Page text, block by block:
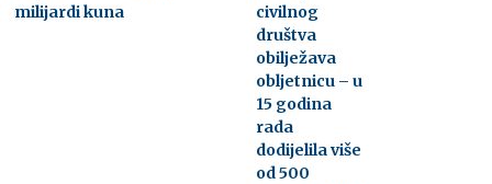
milijardi kuna
civilnog
društva
obilježava
obljetnicu – u
15 godina
rada
dodijelila više
od 500